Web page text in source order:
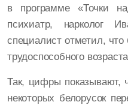
в программе «Точки
психиатр, нарколог
специалист отметил,
трудоспособного
Так, цифры показывают,
некоторых белорусок